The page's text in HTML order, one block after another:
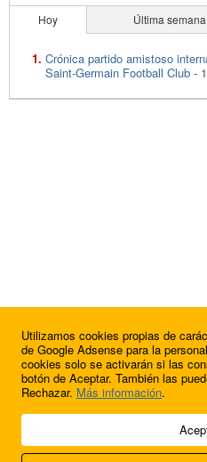
Hoy Última semana
Crónica partido amistoso
Saint-Germain Football Club -
© 2009 - 2026 Soluciones Corporativas
Utilizamos cookies propias de
de Google Adsense para la
cookies solo se activarán si las
botón de Aceptar. También las
Rechazar. Más información.